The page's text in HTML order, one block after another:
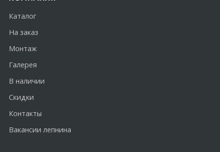
Каталог
На заказ
Монтаж
Галерея
В наличии
Скидки
Контакты
Вакансии лепнина